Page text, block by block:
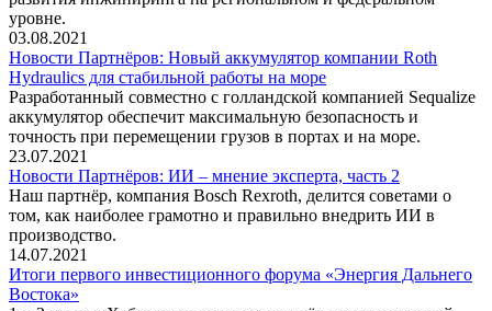
уровне.
03.08.2021
Новости Партнёров: Новый аккумулятор компании Roth
Hydraulics для стабильной работы на море
Разработанный совместно с голландской компанией Sequalize
аккумулятор обеспечит максимальную безопасность и
точность при перемещении грузов в портах и на море.
23.07.2021
Новости Партнёров: ИИ – мнение эксперта, часть 2
Наш партнёр, компания Bosch Rexroth, делится советами о
том, как наиболее грамотно и правильно внедрить ИИ в
производство.
14.07.2021
Итоги первого инвестиционного форума «Энергия Дальнего
Востока»